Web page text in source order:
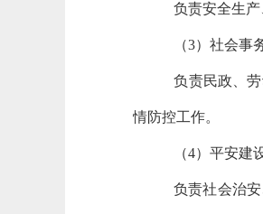
负责安全生
（3）社会事
负责民政、
情防控工作。
（4）平安建
负责社会治